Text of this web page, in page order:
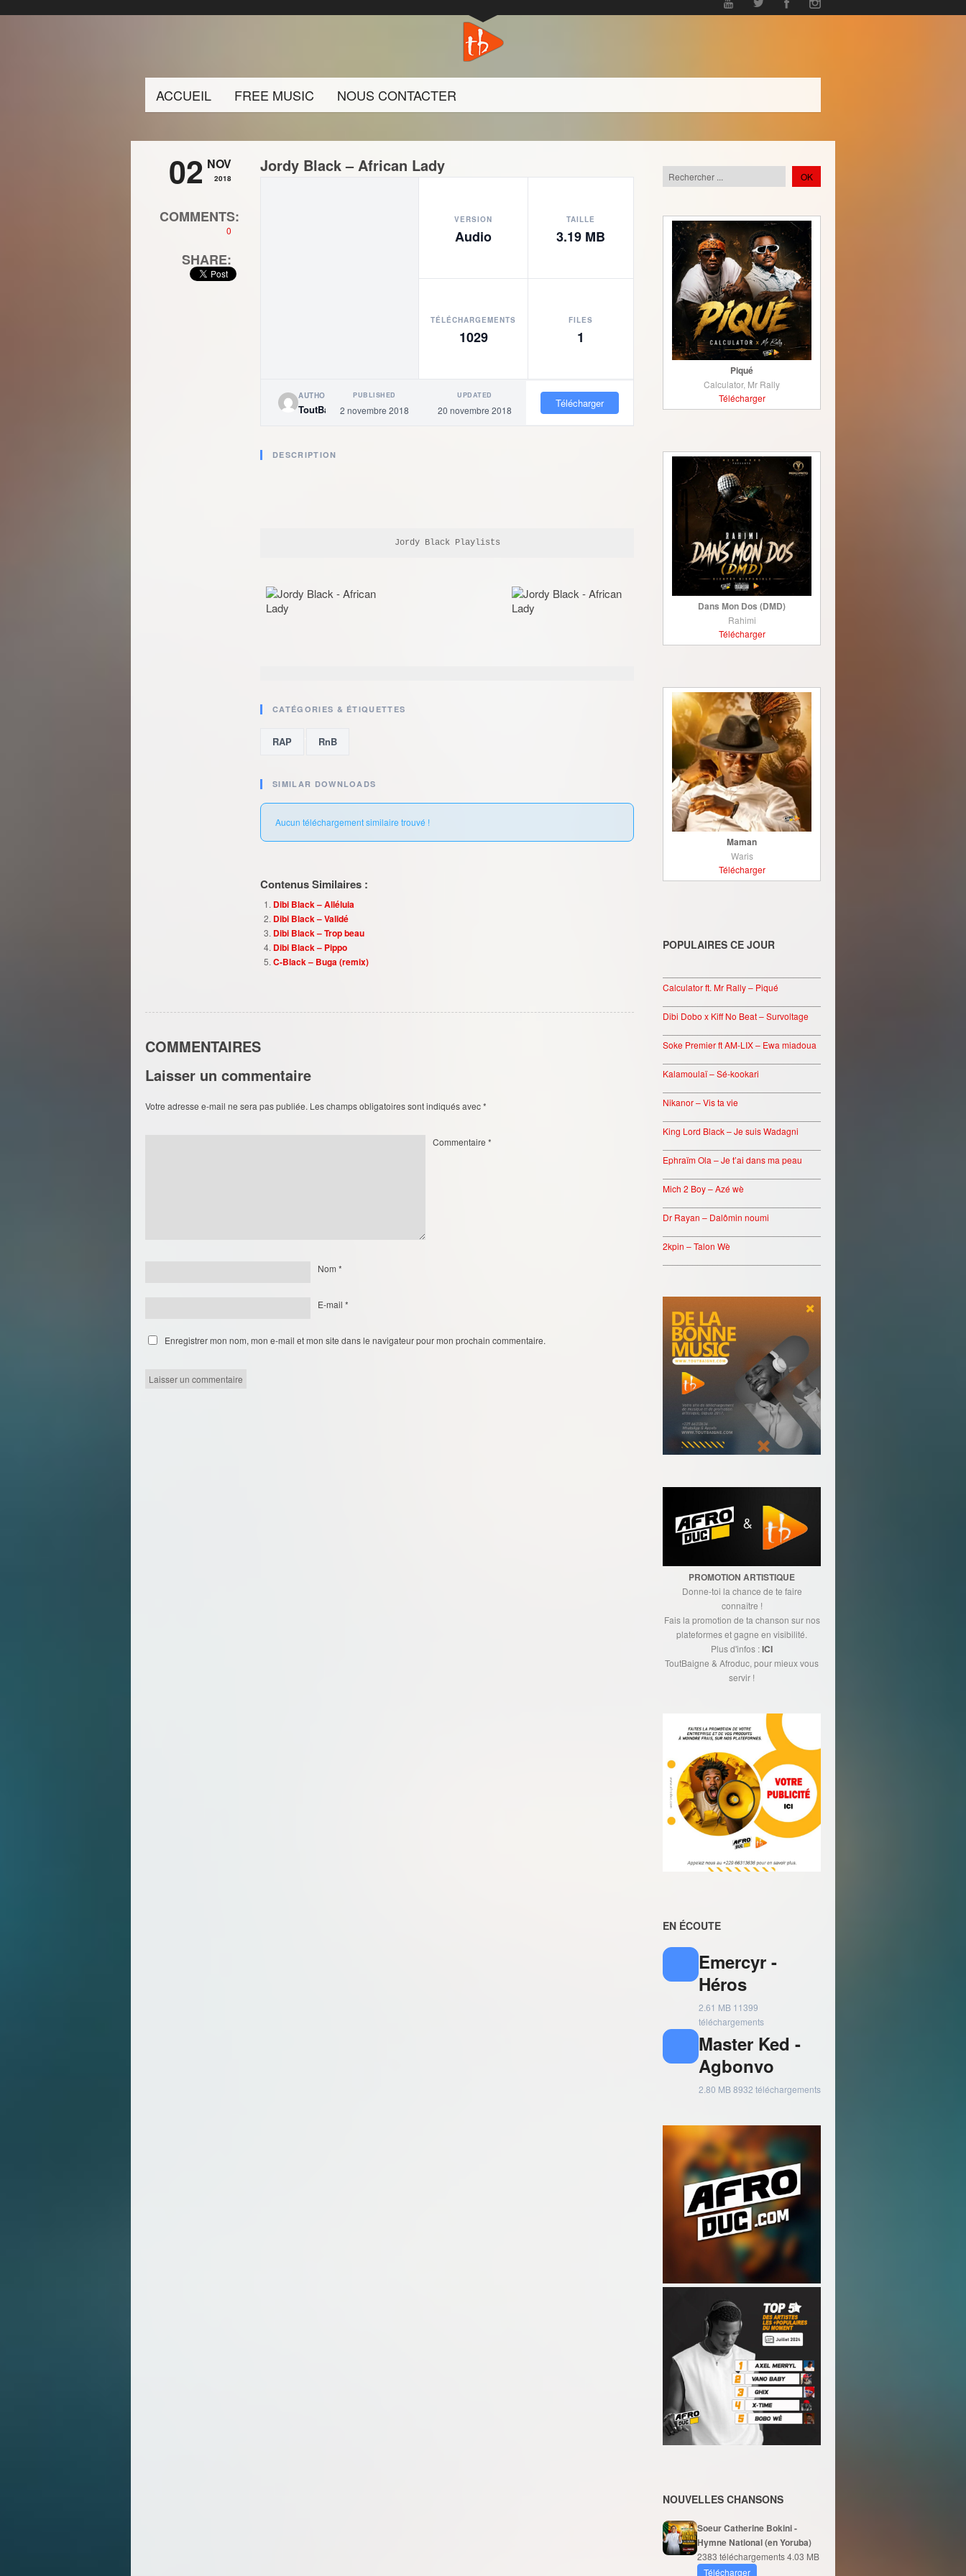
ACCUEIL FREE MUSIC NOUS CONTACTER
02 NOV
2018
COMMENTS:
0
SHARE:
Jordy Black – African Lady
VERSION
Audio
TAILLE
3.19 MB
TÉLÉCHARGEMENTS
1029
FILES
1
AUTHOR
ToutBaigne
PUBLISHED
2 novembre 2018
UPDATED
20 novembre 2018
Télécharger
DESCRIPTION
Jordy Black Playlists
CATÉGORIES & ÉTIQUETTES
RAP RnB
SIMILAR DOWNLOADS
Aucun téléchargement similaire trouvé !
Contenus Similaires :
Dibi Black – Alléluia
Dibi Black – Validé
Dibi Black – Trop beau
Dibi Black – Pippo
C-Black – Buga (remix)
COMMENTAIRES
Laisser un commentaire
Votre adresse e-mail ne sera pas publiée. Les champs obligatoires sont indiqués avec*
Commentaire *
Nom *
E-mail *
Enregistrer mon nom, mon e-mail et mon site dans le navigateur pour mon prochain commentaire.
Piqué
Calculator, Mr Rally
Télécharger
Dans Mon Dos (DMD)
Rahimi
Télécharger
Maman
Waris
Télécharger
POPULAIRES CE JOUR
Calculator ft. Mr Rally – Piqué
Dibi Dobo x Kiff No Beat – Survoltage
Soke Premier ft AM-LIX – Ewa miadoua
Kalamoulaï – Sé-kookari
Nikanor – Vis ta vie
King Lord Black – Je suis Wadagni
Ephraïm Ola – Je t’ai dans ma peau
Mich 2 Boy – Azé wè
Dr Rayan – Dalômin noumi
2kpin – Talon Wè
PROMOTION ARTISTIQUE
Donne-toi la chance de te faire
connaître !
Fais la promotion de ta chanson sur nos
plateformes et gagne en visibilité.
Plus d'infos :ICI
ToutBaigne & Afroduc, pour mieux vous
servir !
EN ÉCOUTE
Emercyr -
Héros
2.61 MB 11399
téléchargements
Master Ked -
Agbonvo
2.80 MB8932 téléchargements
NOUVELLES CHANSONS
Soeur Catherine Bokini -
Hymne National (en Yoruba)
2383 téléchargements4.03 MB
Télécharger